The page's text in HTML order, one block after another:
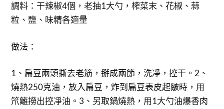
調料：干辣椒4個，老抽1大勺，榨菜末、花椒、蒜
粒、鹽、味精各適量
做法：
1、扁豆兩頭撕去老筋，掰成兩節，洗凈，控干。2、
燒熱250克油，放入扁豆，炸到扁豆表皮起皺時，用
笊籬撈出控凈油。3、另取鍋燒熱，用1大勺油爆香肉